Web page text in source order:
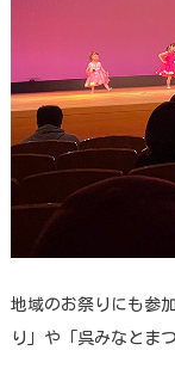
地域のお祭りにも参
り」や「呉みなとま